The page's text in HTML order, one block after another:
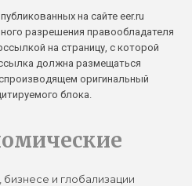
на сайте eer.ru
разрешения правообладателя
на страницу, с которой
должна размещаться
оригинальный
блока.
и глобализации